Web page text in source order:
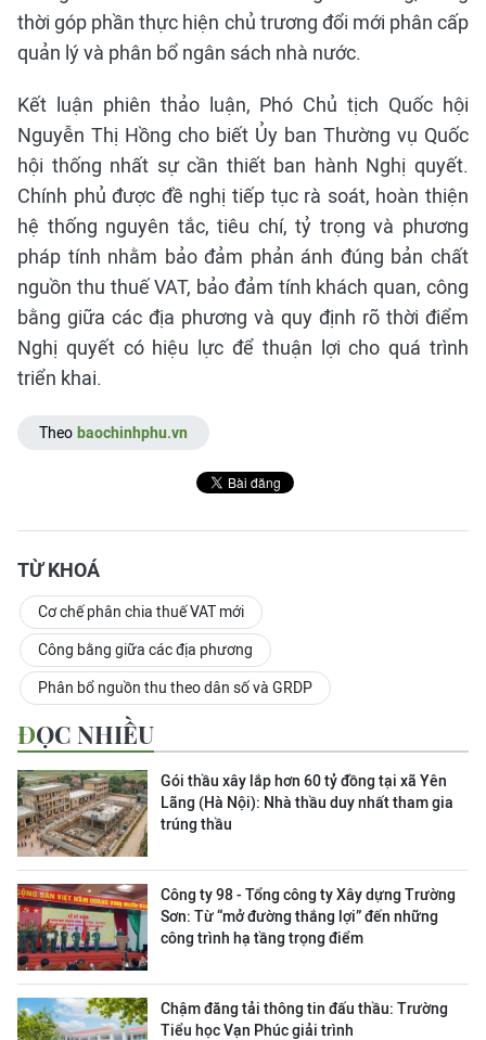
thời góp phần thực hiện chủ trương đổi mới phân cấp
quản lý và phân bổ ngân sách nhà nước.
Kết luận phiên thảo luận, Phó Chủ tịch Quốc hội
Nguyễn Thị Hồng cho biết Ủy ban Thường vụ Quốc
hội thống nhất sự cần thiết ban hành Nghị quyết.
Chính phủ được đề nghị tiếp tục rà soát, hoàn thiện
hệ thống nguyên tắc, tiêu chí, tỷ trọng và phương
pháp tính nhằm bảo đảm phản ánh đúng bản chất
nguồn thu thuế VAT, bảo đảm tính khách quan, công
bằng giữa các địa phương và quy định rõ thời điểm
Nghị quyết có hiệu lực để thuận lợi cho quá trình
triển khai.
Theo baochinhphu.vn
TỪ KHOÁ
Cơ chế phân chia thuế VAT mới
Công bằng giữa các địa phương
Phân bổ nguồn thu theo dân số và GRDP
ĐỌC NHIỀU
Gói thầu xây lắp hơn 60 tỷ đồng tại xã Yên
Lãng (Hà Nội): Nhà thầu duy nhất tham gia
trúng thầu
Công ty 98 - Tổng công ty Xây dựng Trường
Sơn: Từ “mở đường thắng lợi” đến những
công trình hạ tầng trọng điểm
Chậm đăng tải thông tin đấu thầu: Trường
Tiểu học Vạn Phúc giải trình